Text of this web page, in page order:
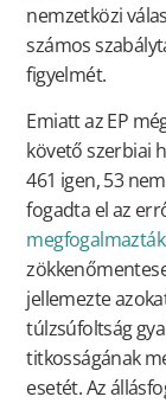
nemzetközi
számos
figyelmét.
Emiatt az EP
követő szerbiai
461 igen, 53
fogadta el az
megfogalmazták
jellemezte
túlzsúfoltság
titkosságának
esetét. Az